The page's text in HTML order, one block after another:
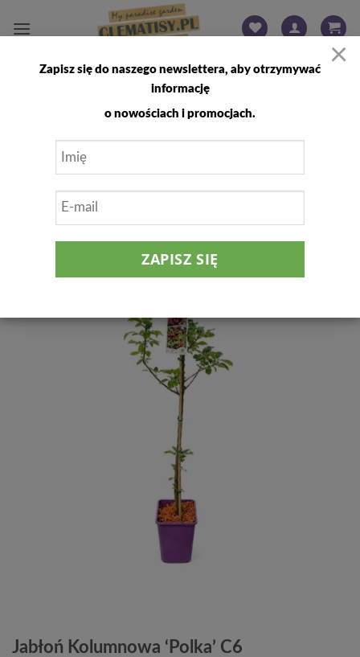
FILTRUJ
Jabłoń Kolumnowa ‘Polka’ C6
×
Zapisz się do naszego newslettera, aby otrzymywać
informację
o nowościach i promocjach.